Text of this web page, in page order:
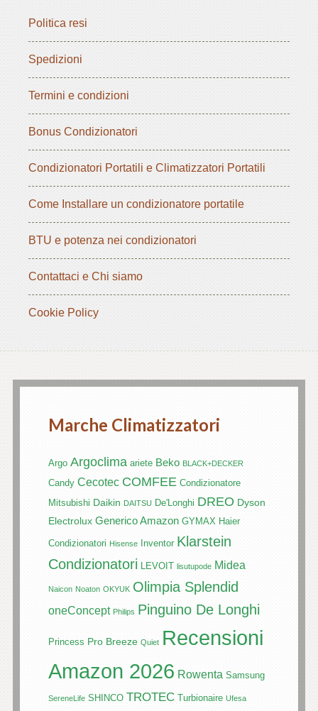
Politica resi
Spedizioni
Termini e condizioni
Bonus Condizionatori
Condizionatori Portatili e Climatizzatori Portatili
Come Installare un condizionatore portatile
BTU e potenza nei condizionatori
Contattaci e Chi siamo
Cookie Policy
Marche Climatizzatori
Argo Argoclima ariete Beko BLACK+DECKER
Candy Cecotec COMFEE Condizionatore
Mitsubishi Daikin DAITSU De'Longhi DREO Dyson
Electrolux Generico Amazon GYMAX Haier
Condizionatori Hisense Inventor Klarstein
Condizionatori LEVOIT lisutupode Midea
Naicon Noaton OKYUK Olimpia Splendid
oneConcept Philips Pinguino De Longhi
Princess Pro Breeze Quiet Recensioni
Amazon 2026 Rowenta Samsung
SereneLife SHINCO TROTEC Turbionaire Ufesa